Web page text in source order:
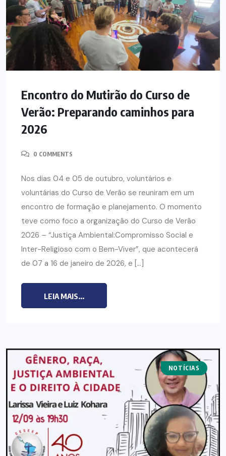
Encontro do Mutirão do Curso de
Verão: Preparando caminhos para
2026
0 COMMENTS
Nos dias 04 e 05 de outubro, voluntários e
voluntárias do Curso de Verão se reuniram em um
encontro de formação e planejamento. O momento
teve como foco a organização do Curso de Verão
2026 – “Justiça Ambiental:Compromisso Social e
Inter-Religioso com o Bem-Viver”, que acontecerá
de 07 a 16 de janeiro de 2026, e […]
LEIA MAIS...
NOTÍCIAS